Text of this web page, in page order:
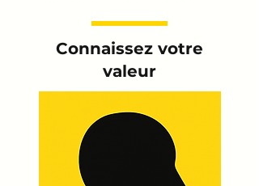
Connaissez votre
valeur